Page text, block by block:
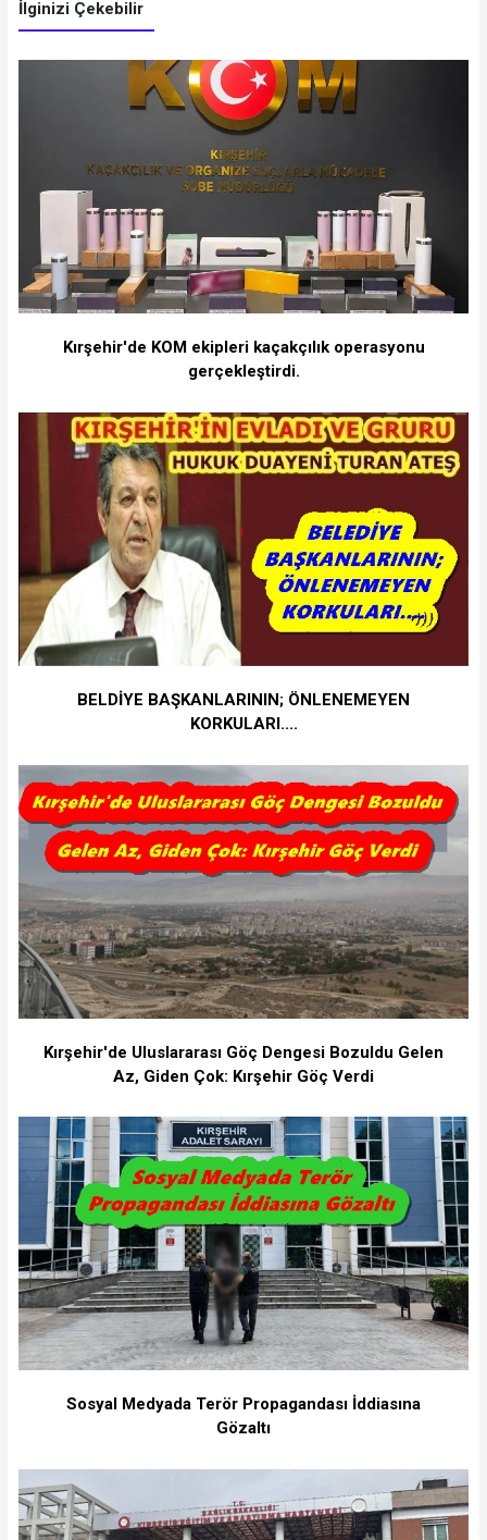
İlginizi Çekebilir
Kırşehir'de KOM ekipleri kaçakçılık operasyonu
gerçekleştirdi.
BELDİYE BAŞKANLARININ; ÖNLENEMEYEN
KORKULARI....
Kırşehir'de Uluslararası Göç Dengesi Bozuldu Gelen
Az, Giden Çok: Kırşehir Göç Verdi
Sosyal Medyada Terör Propagandası İddiasına
Gözaltı